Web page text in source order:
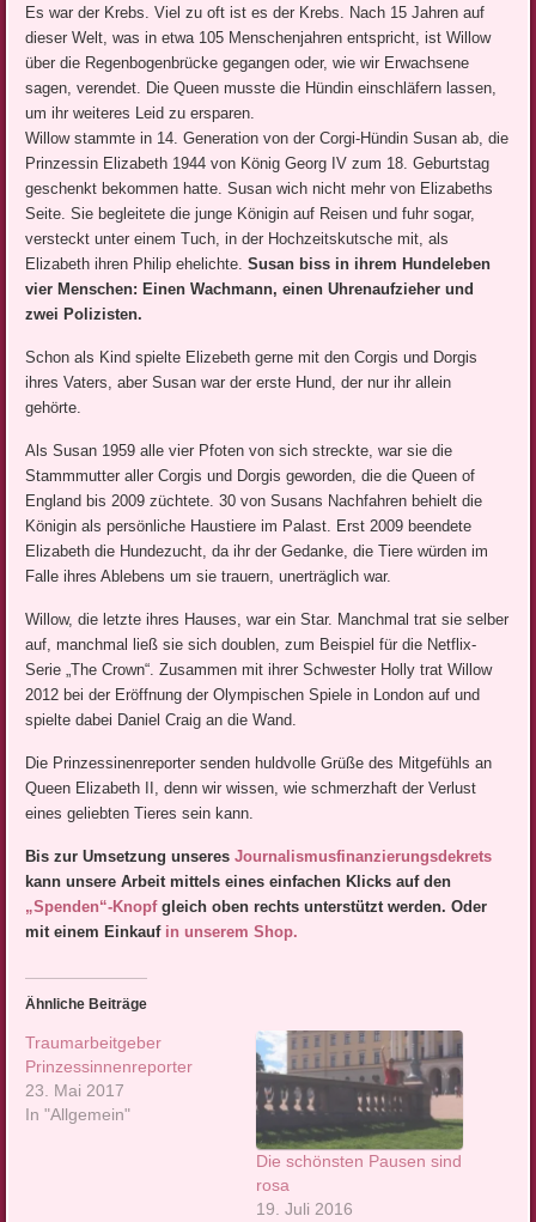
Es war der Krebs. Viel zu oft ist es der Krebs. Nach 15 Jahren auf
dieser Welt, was in etwa 105 Menschenjahren entspricht, ist Willow
über die Regenbogenbrücke gegangen oder, wie wir Erwachsene
sagen, verendet. Die Queen musste die Hündin einschläfern lassen,
um ihr weiteres Leid zu ersparen.
Willow stammte in 14. Generation von der Corgi-Hündin Susan ab, die
Prinzessin Elizabeth 1944 von König Georg IV zum 18. Geburtstag
geschenkt bekommen hatte. Susan wich nicht mehr von Elizabeths
Seite. Sie begleitete die junge Königin auf Reisen und fuhr sogar,
versteckt unter einem Tuch, in der Hochzeitskutsche mit, als
Elizabeth ihren Philip ehelichte.Susan biss in ihrem Hundeleben
vier Menschen: Einen Wachmann, einen Uhrenaufzieher und
zwei Polizisten.
Schon als Kind spielte Elizebeth gerne mit den Corgis und Dorgis
ihres Vaters, aber Susan war der erste Hund, der nur ihr allein
gehörte.
Als Susan 1959 alle vier Pfoten von sich streckte, war sie die
Stammmutter aller Corgis und Dorgis geworden, die die Queen of
England bis 2009 züchtete. 30 von Susans Nachfahren behielt die
Königin als persönliche Haustiere im Palast. Erst 2009 beendete
Elizabeth die Hundezucht, da ihr der Gedanke, die Tiere würden im
Falle ihres Ablebens um sie trauern, unerträglich war.
Willow, die letzte ihres Hauses, war ein Star. Manchmal trat sie selber
auf, manchmal ließ sie sich doublen, zum Beispiel für die Netflix-
Serie „The Crown“. Zusammen mit ihrer Schwester Holly trat Willow
2012 bei der Eröffnung der Olympischen Spiele in London auf und
spielte dabei Daniel Craig an die Wand.
Die Prinzessinenreporter senden huldvolle Grüße des Mitgefühls an
Queen Elizabeth II, denn wir wissen, wie schmerzhaft der Verlust
eines geliebten Tieres sein kann.
Bis zur Umsetzung unseresJournalismusfinanzierungsdekrets
kann unsere Arbeit mittels eines einfachen Klicks auf den
„Spenden“-Knopfgleich oben rechts unterstützt werden. Oder
mit einem Einkauf in unserem Shop.
Ähnliche Beiträge
Traumarbeitgeber
Prinzessinnenreporter
23. Mai 2017
In "Allgemein"
Die schönsten Pausen sind
rosa
19. Juli 2016